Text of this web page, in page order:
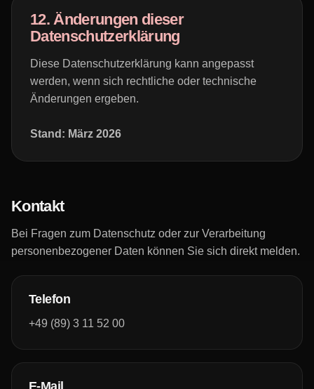
12. Änderungen dieser
Datenschutzerklärung
Diese Datenschutzerklärung kann angepasst
werden, wenn sich rechtliche oder technische
Änderungen ergeben.
Stand: März 2026
Kontakt
Bei Fragen zum Datenschutz oder zur Verarbeitung
personenbezogener Daten können Sie sich direkt melden.
Telefon
+49 (89) 3 11 52 00
E-Mail